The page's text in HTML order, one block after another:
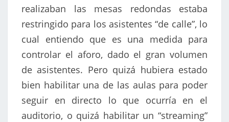
realizaban las mesas redondas estaba
restringido para los asistentes “de calle”, lo
cual entiendo que es una medida para
controlar el aforo, dado el gran volumen
de asistentes. Pero quizá hubiera estado
bien habilitar una de las aulas para poder
seguir en directo lo que ocurría en el
auditorio, o quizá habilitar un “streaming”